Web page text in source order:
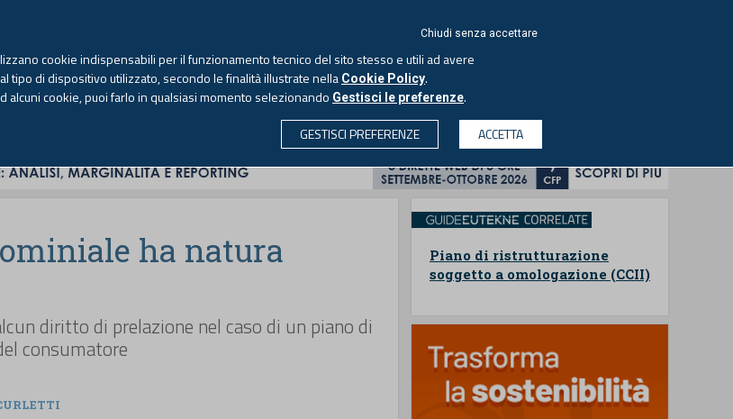
Venerdì, 7 agosto 2026 -Aggiornato alle 6.00
ECONOMIA & SOCIETÀ PROFESSIONI
ha natura
diritto di prelazione nel caso di un piano di
consumatore
Piano di ristrutturazione
soggetto a omologazione (CCII)
Chiudi senza accettare
cookie indispensabili per il funzionamento tecnico del sito stesso e utili ad avere
tipo di dispositivo utilizzato, secondo le finalità illustrate nella Cookie Policy.
alcuni cookie, puoi farlo in qualsiasi momento selezionando Gestisci le preferenze.
GESTISCI PREFERENZE
ACCETTA